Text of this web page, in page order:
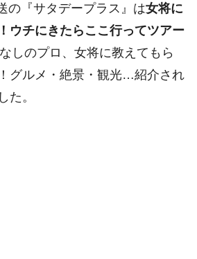
の『サタデープラス』は女将に
ウチにきたらここ行ってツアー
しのプロ、女将に教えてもら
グルメ・絶景・観光…紹介され
た。